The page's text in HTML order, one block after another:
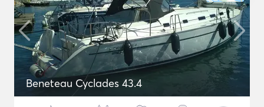
Beneteau Cyclades 43.4